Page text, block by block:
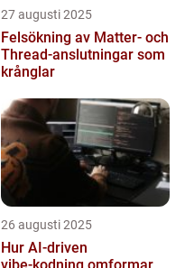
27 augusti 2025
Felsökning av Matter‑ och
Thread‑anslutningar som
krånglar
26 augusti 2025
Hur AI‑driven
vibe‑kodning omformar